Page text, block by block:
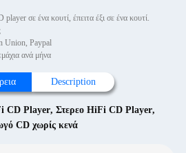
σε ένα κουτί, έπειτα έξι σε ένα κουτί.
Union, Paypal
ανά μήνα
Description
CD Player, Στερεο HiFi CD Player,
CD χωρίς κενά